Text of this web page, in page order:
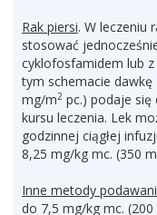
Rak piersi. W leczeniu
stosować
cyklofosfamidem lub
tym schemacie
mg/m2 pc.) podaje się
kursu leczenia. Lek
godzinnej ciągłej
8,25 mg/kg mc. (350
Inne metody
do 7,5 mg/kg mc.